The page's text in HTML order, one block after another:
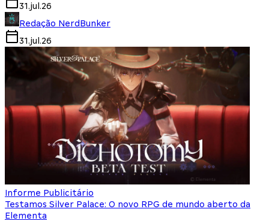
31.jul.26
Redação NerdBunker
31.jul.26
Informe Publicitário
Testamos Silver Palace: O novo RPG de mundo aberto da
Elementa